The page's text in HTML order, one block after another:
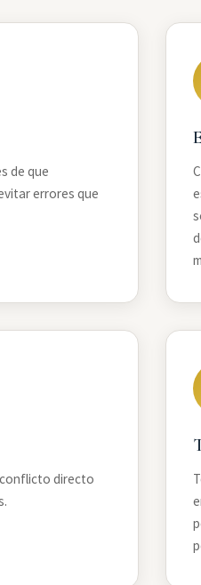
de que
errores que
directo